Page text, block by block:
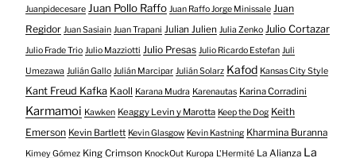
Juanpidecesare Juan Pollo Raffo Juan Raffo Jorge Minissale Juan
Regidor Juan Sasiain Juan Trapani Julian Julien Julia Zenko Julio Cortazar
Julio Frade Trio Julio Mazziotti Julio Presas Julio Ricardo Estefan Juli
Umezawa Julián Gallo Julián Marcipar Julián Solarz Kafod Kansas City Style
Kant Freud Kafka Kaoll Karana Mudra Karenautas Karina Corradini
Karmamoi Kawken Keaggy Levin y Marotta Keep the Dog Keith
Emerson Kevin Bartlett Kevin Glasgow Kevin Kastning Kharmina Buranna
Kimey Gómez King Crimson KnockOut Kuropa L'Hermité La Alianza La